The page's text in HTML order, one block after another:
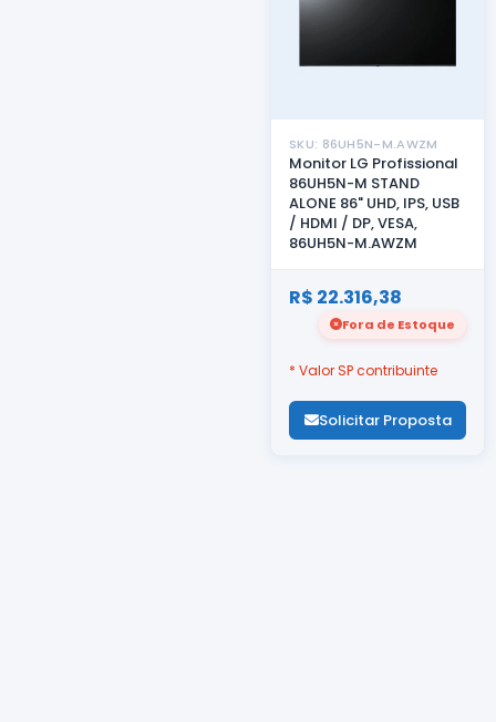
SKU: 86UH5N-M.AWZM
Monitor LG Profissional
86UH5N-M STAND
ALONE 86" UHD, IPS, USB
/ HDMI / DP, VESA,
86UH5N-M.AWZM
R$ 22.316,38
Fora de Estoque
* Valor SP contribuinte
Solicitar Proposta